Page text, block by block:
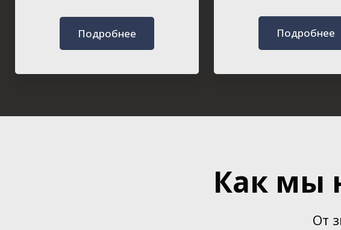
Подробнее Подробнее
Как мы
От